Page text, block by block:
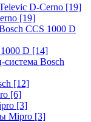
D-Cerno [19]
[19]
CCS 1000 D
D [14]
система Bosch
[12]
[6]
[3]
Mipro [3]